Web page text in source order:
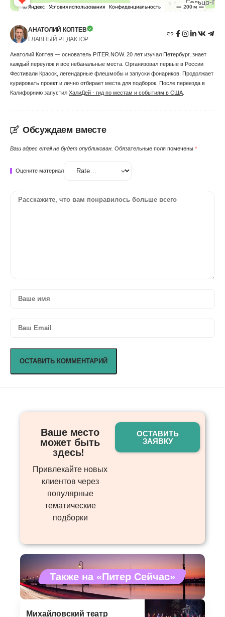
АНАТОЛИЙ КОПТЕВ
ГЛАВНЫЙ РЕДАКТОР
Анатолий Коптев — основатель PITER.NOW. 20 лет изучал Петербург, знает
каждый переулок и все небанальные места. Организовал первые в России
Фестивали Красок, легендарные флешмобы и запуски фонариков. Продолжает
курировать проект и лично отбирает места для подборок. После переезда в
Калифорнию запустил ХалиДей - гид по местам и событиям в США
Обсуждаем вместе
Ваш адрес email не будет опубликован. Обязательные поля помечены *
Оцените материал
Ваше место
может быть
здесь! ​
Привлекайте новых
клиентов через
популярные
тематические
подборки
ОСТАВИТЬ
ЗАЯВКУ
Также на «Питер Сейчас»
Михайловский театр